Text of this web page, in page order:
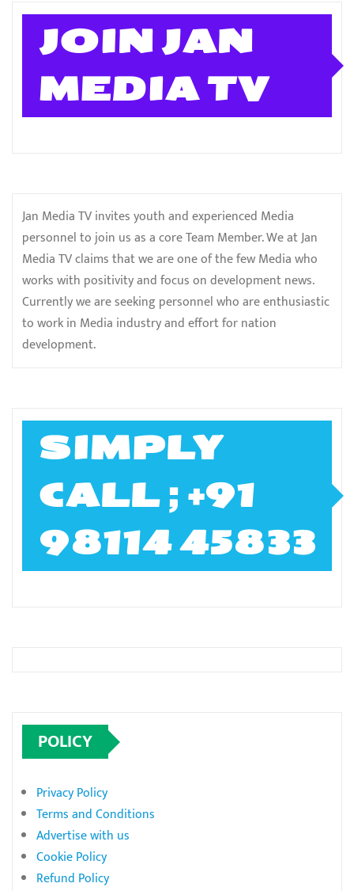
JOIN JAN
MEDIA TV
Jan Media TV invites youth and experienced Media
personnel to join us as a core Team Member. We at Jan
Media TV claims that we are one of the few Media who
works with positivity and focus on development news.
Currently we are seeking personnel who are enthusiastic
to work in Media industry and effort for nation
development.
SIMPLY
CALL ; +91
98114 45833
POLICY
Privacy Policy
Terms and Conditions
Advertise with us
Cookie Policy
Refund Policy